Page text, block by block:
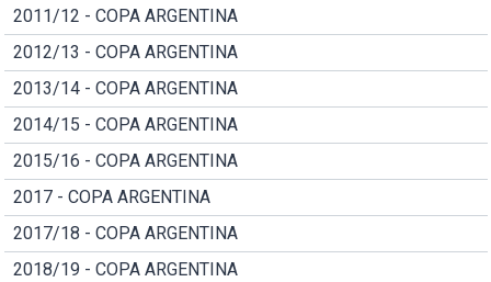
2011/12 - COPA ARGENTINA
2012/13 - COPA ARGENTINA
2013/14 - COPA ARGENTINA
2014/15 - COPA ARGENTINA
2015/16 - COPA ARGENTINA
2017 - COPA ARGENTINA
2017/18 - COPA ARGENTINA
2018/19 - COPA ARGENTINA